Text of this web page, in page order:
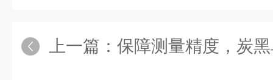
上一篇： 保障测量精度，炭黑单颗